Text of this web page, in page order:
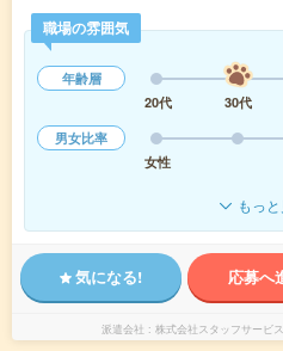
職場の雰囲気
年齢層
20代
30代
男女比率
女性
もっ
気になる! 応募へ
派遣会社 株式会社スタッフサービ